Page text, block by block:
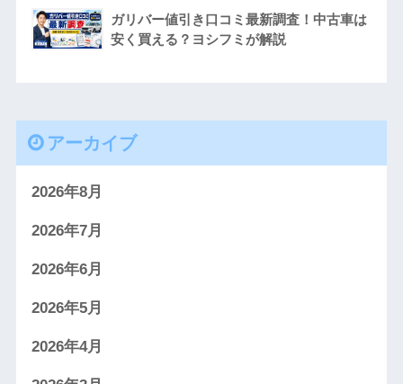
ガリバー値引き口コミ最新調査！中古車は
安く買える？ヨシフミが解説
アーカイブ
2026年8月
2026年7月
2026年6月
2026年5月
2026年4月